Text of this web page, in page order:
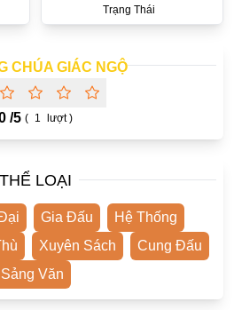
CHÚA GIÁC NGỘ
/5 ( 1 lượt )
Trạng Thái
THỂ LOẠI
Gia Đấu
Hệ Thống
Xuyên Sách
Cung Đấu
Sảng Văn